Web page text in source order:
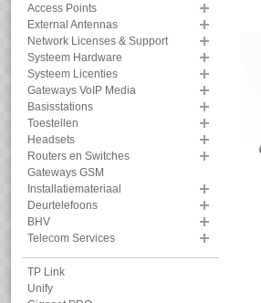
Access Points
External Antennas
Network Licenses & Support
Systeem Hardware
Systeem Licenties
Gateways VoIP Media
Basisstations
Toestellen
Headsets
Routers en Switches
Gateways GSM
Installatiemateriaal
Deurtelefoons
BHV
Telecom Services
TP Link
Unify